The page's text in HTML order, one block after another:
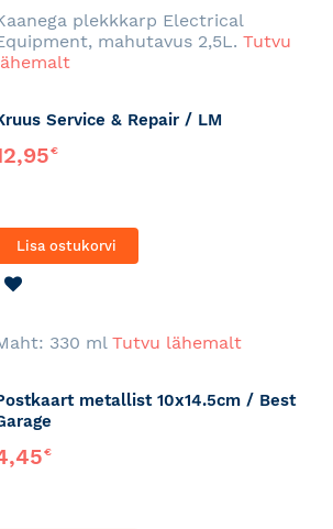
plekkkarp Electrical
mahutavus 2,5L. Tutvu
Service & Repair / LM
€
Lisa ostukorvi
330 ml Tutvu lähemalt
metallist 10x14.5cm / Best
€